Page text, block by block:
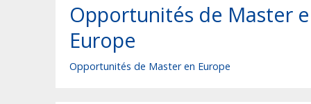
Opportunités de Master
Europe
Opportunités de Master en Europe